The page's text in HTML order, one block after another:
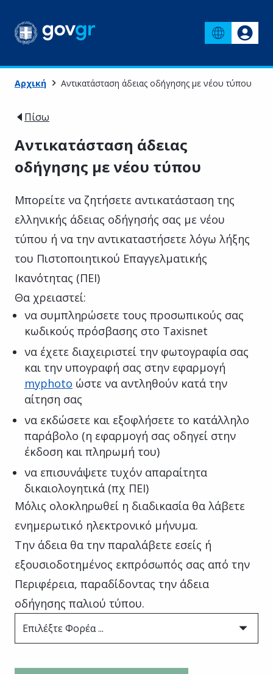
Αρχική Αντικατάσταση άδειας οδήγησης με νέου τύπου
Πίσω
Αντικατάσταση άδειας
οδήγησης με νέου τύπου
Μπορείτε να ζητήσετε αντικατάσταση της
ελληνικής άδειας οδήγησής σας με νέου
τύπου ή να την αντικαταστήσετε λόγω λήξης
του Πιστοποιητικού Επαγγελματικής
Ικανότητας (ΠΕΙ)
Θα χρειαστεί:
να συμπληρώσετε τους προσωπικούς σας
κωδικούς πρόσβασης στο Taxisnet
να έχετε διαχειριστεί την φωτογραφία σας
και την υπογραφή σας στην εφαρμογή
myphoto ώστε να αντληθούν κατά την
αίτηση σας
να εκδώσετε και εξοφλήσετε το κατάλληλο
παράβολο (η εφαρμογή σας οδηγεί στην
έκδοση και πληρωμή του)
να επισυνάψετε τυχόν απαραίτητα
δικαιολογητικά (πχ ΠΕΙ)
Μόλις ολοκληρωθεί η διαδικασία θα λάβετε
ενημερωτικό ηλεκτρονικό μήνυμα.
Την άδεια θα την παραλάβετε εσείς ή
εξουσιοδοτημένος εκπρόσωπός σας από την
Περιφέρεια, παραδίδοντας την άδεια
οδήγησης παλιού τύπου.
Επιλέξτε Φορέα ...